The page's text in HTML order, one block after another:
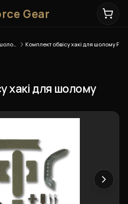
Gear
Аксесуари до шоломів Комплект обвісу хакі для шолому FAST, MICH
хакі для шолому